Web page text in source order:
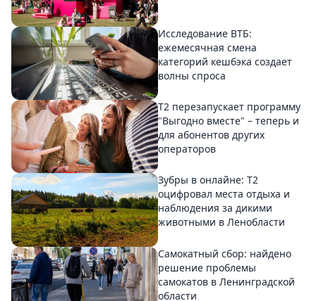
Исследование ВТБ:
ежемесячная смена
категорий кешбэка создает
волны спроса
Т2 перезапускает программу
"Выгодно вместе" – теперь и
для абонентов других
операторов
Зубры в онлайне: Т2
оцифровал места отдыха и
наблюдения за дикими
животными в Ленобласти
Самокатный сбор: найдено
решение проблемы
самокатов в Ленинградской
области